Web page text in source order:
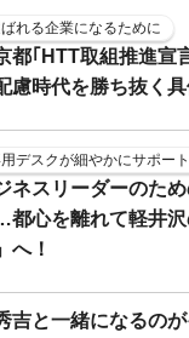
れる企業になるために
都｢HTT取組推進宣
慮時代を勝ち抜く
デスクが細やかにサポート
ネスリーダーのた
都心を離れて軽井沢
へ！
吉と一緒になるの